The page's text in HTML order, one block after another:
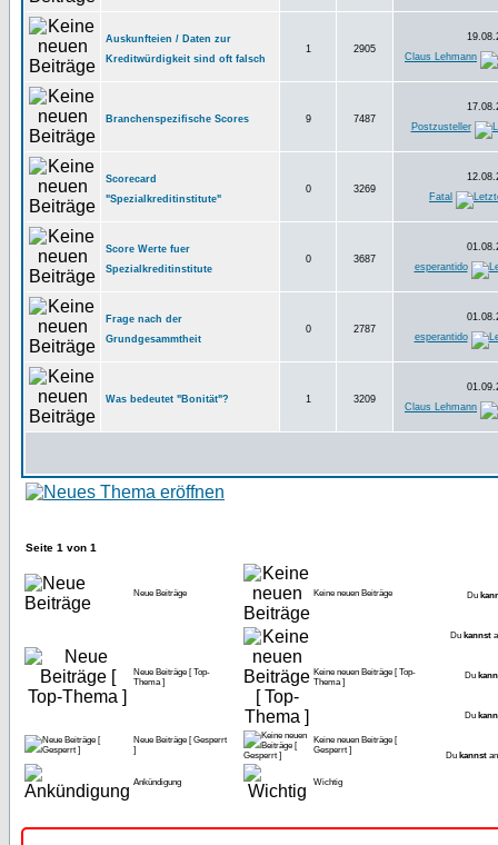
Auskunfteien / Daten zur
Kreditwürdigkeit sind oft falsch
1 2905
Claus Lehmann
Branchenspezifische Scores 9 7487
Postzusteller
Scorecard
"Spezialkreditinstitute"
0 3269
Fatal
Score Werte fuer
Spezialkreditinstitute
0 3687
esperantido
Frage nach der
Grundgesammtheit
0 2787
esperantido
Was bedeutet "Bonität"? 1 3209
Claus Lehmann
Seite 1 von 1
Neue Beiträge Keine neuen Beiträge
Neue Beiträge [ Top-
Thema ]
Keine neuen Beiträge [ Top-
Thema ]
Neue Beiträge [ Gesperrt
]
Keine neuen Beiträge [
Gesperrt ]
Ankündigung Wichtig
Du
Du kannst
Du
Du
Du kannst